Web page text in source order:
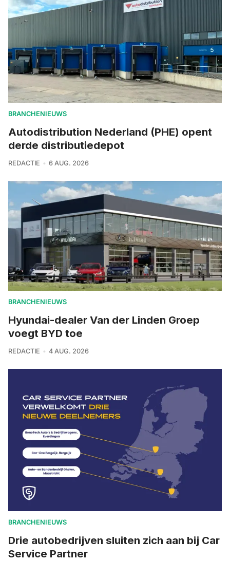
BRANCHENIEUWS
Autodistribution Nederland (PHE) opent
derde distributiedepot
REDACTIE 6 AUG. 2026
BRANCHENIEUWS
Hyundai-dealer Van der Linden Groep
voegt BYD toe
REDACTIE 4 AUG. 2026
BRANCHENIEUWS
Drie autobedrijven sluiten zich aan bij Car
Service Partner